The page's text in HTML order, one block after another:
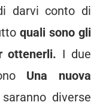
darvi conto di
quali sono gli
ottenerli. I due
Una nuova
diverse